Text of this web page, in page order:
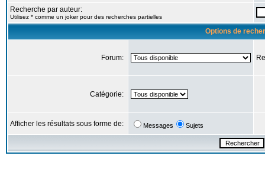
Recherche par auteur:
Utilisez * comme un joker pour des recherches partielles
Options de
Forum:
Catégorie:
Afficher les résultats sous forme de: Messages Sujets